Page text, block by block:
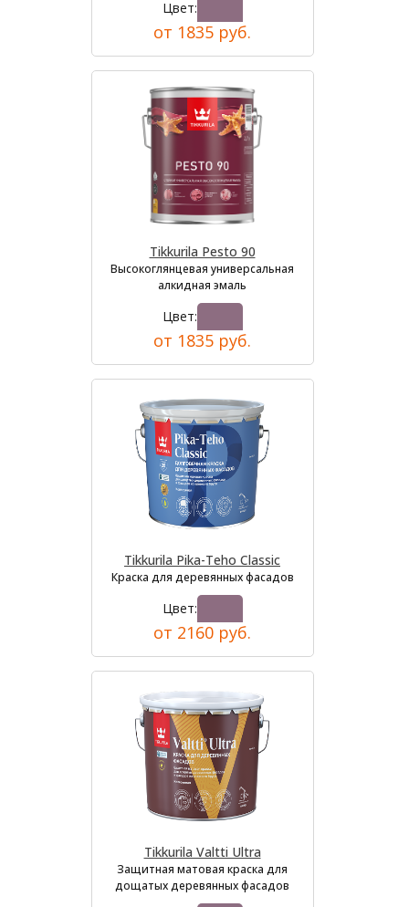
Цвет:
от 1835 руб.
Tikkurila Pesto 90
Высокоглянцевая универсальная
алкидная эмаль
Цвет:
от 1835 руб.
Tikkurila Pika-Teho Classic
Краска для деревянных фасадов
Цвет:
от 2160 руб.
Tikkurila Valtti Ultra
Защитная матовая краска для
дощатых деревянных фасадов